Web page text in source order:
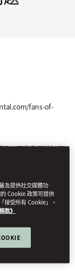
fans-of-
，因此我們並無提
的檔案中：
及提供社交媒體功
Cookie 政策可提供
接受所有 Cookie」，
款》